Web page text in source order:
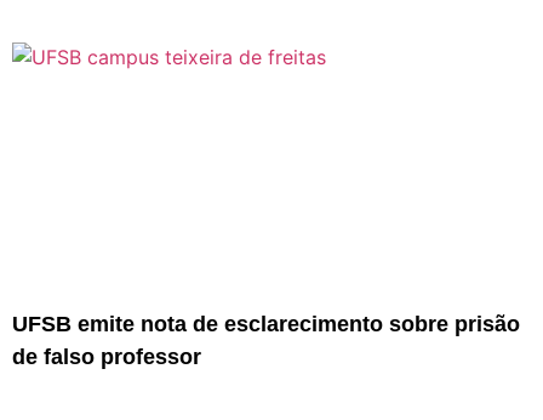
UFSB emite nota de esclarecimento sobre prisão
de falso professor